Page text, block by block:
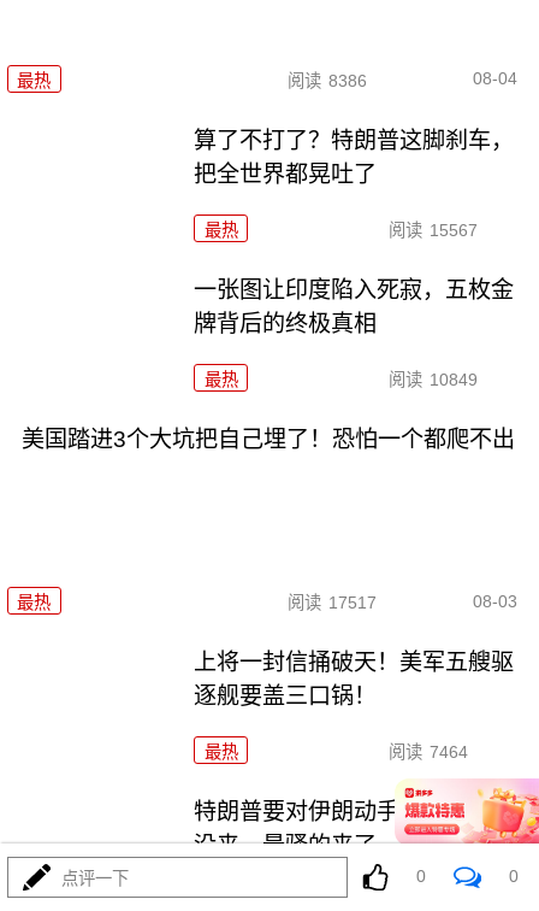
最热 阅读 8386 08-04
算了不打了？特朗普这脚刹车，
把全世界都晃吐了
最热 阅读 15567
一张图让印度陷入死寂，五枚金
牌背后的终极真相
最热 阅读 10849
美国踏进3个大坑把自己埋了！恐怕一个都爬不出
最热 阅读 17517 08-03
上将一封信捅破天！美军五艘驱
逐舰要盖三口锅！
最热 阅读 7464
特朗普要对伊朗动手？最狠的还
没来，最骚的来了
最热
点评一下 0 0